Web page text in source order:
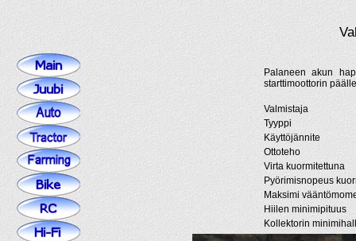
Palaneen akun
starttimoottorin
Valmistaja
Tyyppi
Käyttöjännite
Ottoteho
Virta kuormitettuna
Pyörimisnopeus
Maksimi
Hiilen minimipituus
Kollektorin